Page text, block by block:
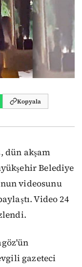
Kopyala
dün akşam
Belediye
videosunu
Video 24
gazeteci